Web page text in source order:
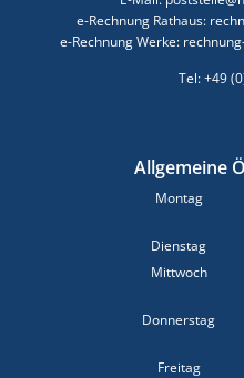
e-Rechnung Rathaus:
e-Rechnung Werke:
Tel: +49
Allgemeine
Montag
Dienstag
Mittwoch
Donnerstag
Freitag